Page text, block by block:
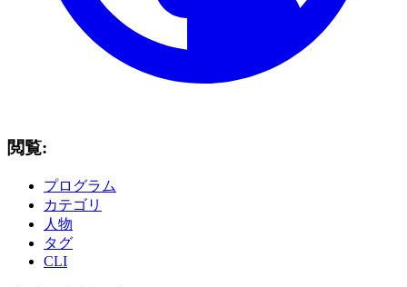
閲覧:
プログラム
カテゴリ
人物
タグ
CLI